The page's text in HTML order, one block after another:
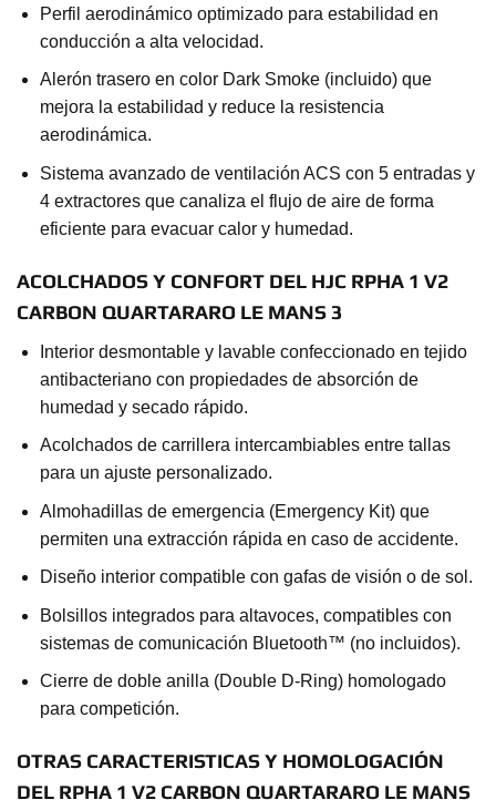
Perfil aerodinámico optimizado para estabilidad en
conducción a alta velocidad.
Alerón trasero en color Dark Smoke (incluido) que
mejora la estabilidad y reduce la resistencia
aerodinámica.
Sistema avanzado de ventilación ACS con 5 entradas y
4 extractores que canaliza el flujo de aire de forma
eficiente para evacuar calor y humedad.
ACOLCHADOS Y CONFORT DEL HJC RPHA 1 V2
CARBON QUARTARARO LE MANS 3
Interior desmontable y lavable confeccionado en tejido
antibacteriano con propiedades de absorción de
humedad y secado rápido.
Acolchados de carrillera intercambiables entre tallas
para un ajuste personalizado.
Almohadillas de emergencia (Emergency Kit) que
permiten una extracción rápida en caso de accidente.
Diseño interior compatible con gafas de visión o de sol.
Bolsillos integrados para altavoces, compatibles con
sistemas de comunicación Bluetooth™ (no incluidos).
Cierre de doble anilla (Double D-Ring) homologado
para competición.
OTRAS CARACTERISTICAS Y HOMOLOGACIÓN
DEL RPHA 1 V2 CARBON QUARTARARO LE MANS